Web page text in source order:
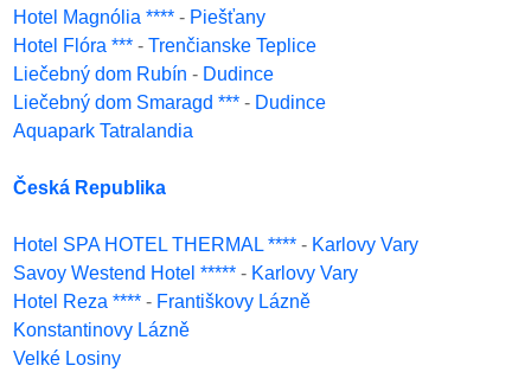
Hotel Magnólia **** - Piešťany
Hotel Flóra *** - Trenčianske Teplice
Liečebný dom Rubín - Dudince
Liečebný dom Smaragd *** - Dudince
Aquapark Tatralandia
Česká Republika
Hotel SPA HOTEL THERMAL **** - Karlovy Vary
Savoy Westend Hotel ***** - Karlovy Vary
Hotel Reza **** - Františkovy Lázně
Konstantinovy Lázně
Velké Losiny